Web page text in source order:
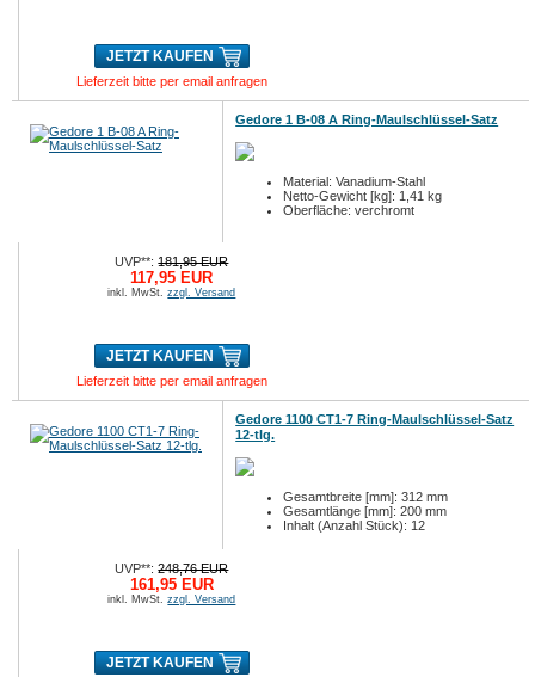
JETZT KAUFEN
Lieferzeit bitte per email anfragen
Gedore 1 B-08 A Ring-Maulschlüssel-Satz
Material: Vanadium-Stahl
Netto-Gewicht [kg]: 1,41 kg
Oberfläche: verchromt
UVP**:181,95 EUR
117,95 EUR
inkl. MwSt.zzgl. Versand
JETZT KAUFEN
Lieferzeit bitte per email anfragen
Gedore 1100 CT1-7 Ring-Maulschlüssel-Satz
12-tlg.
Gesamtbreite [mm]: 312 mm
Gesamtlänge [mm]: 200 mm
Inhalt (Anzahl Stück): 12
UVP**:248,76 EUR
161,95 EUR
inkl. MwSt.zzgl. Versand
JETZT KAUFEN